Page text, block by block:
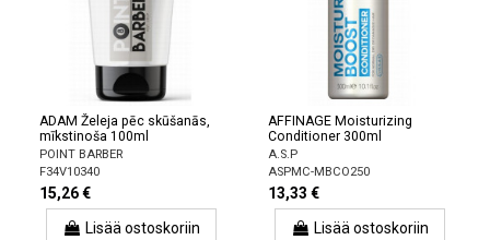
ADAM Želeja pēc skūšanās,
mīkstinoša 100ml
POINT BARBER
F34V10340
15,26 €
Lisää ostoskoriin
AFFINAGE Moisturizing
Conditioner 300ml
A.S.P
ASPMC-MBCO250
13,33 €
Lisää ostoskoriin